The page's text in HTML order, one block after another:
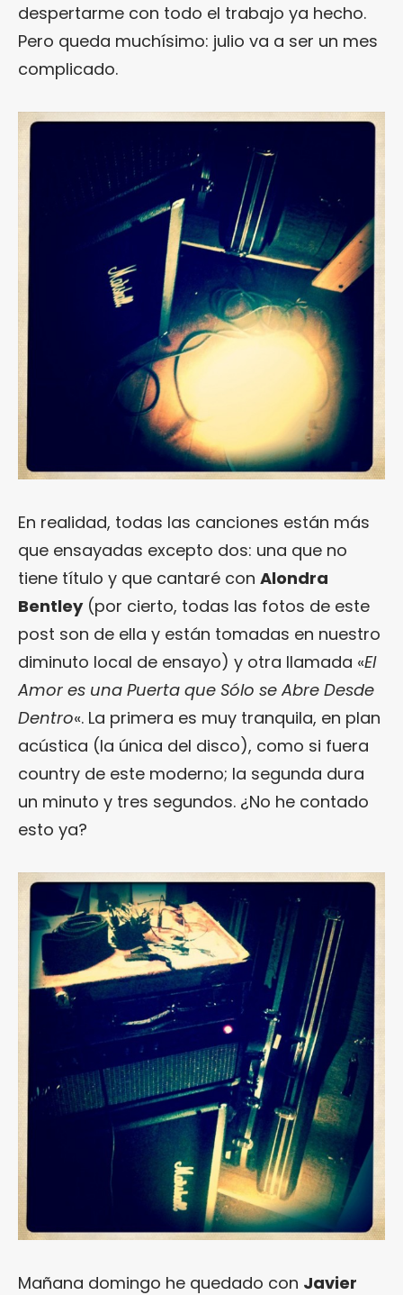
despertarme con todo el trabajo ya hecho.
Pero queda muchísimo: julio va a ser un mes
complicado.
En realidad, todas las canciones están más
que ensayadas excepto dos: una que no
tiene título y que cantaré con Alondra
Bentley(por cierto, todas las fotos de este
post son de ella y están tomadas en nuestro
diminuto local de ensayo) y otra llamada «El
Amor es una Puerta que Sólo se Abre Desde
Dentro«. La primera es muy tranquila, en plan
acústica (la única del disco), como si fuera
country de este moderno; la segunda dura
un minuto y tres segundos. ¿No he contado
esto ya?
Mañana domingo he quedado con Javier